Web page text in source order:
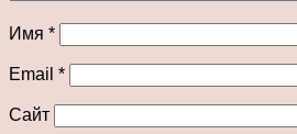
Имя *
Email *
Сайт